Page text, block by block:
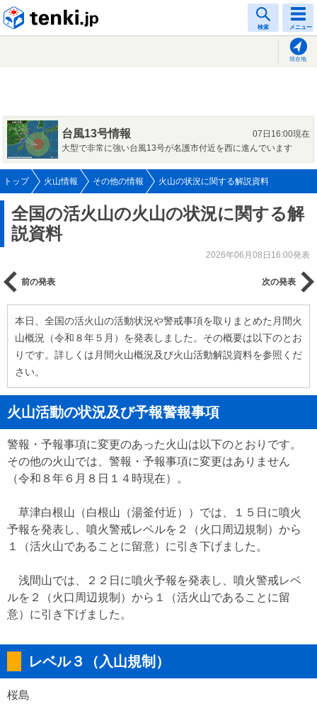
検索 メニュー
現在地
台風13号情報
07日16:00現在
大型で非常に強い台風13号が名護市付近を西に進んでいます
トップ 火山情報 その他の情報 火山の状況に関する解説資料
全国の活火山の火山の状況に関する解
説資料
2026年06月08日16:00発表
前の発表 次の発表
本日、全国の活火山の活動状況や警戒事項を取りまとめた月間火
山概況（令和８年５月）を発表しました。その概要は以下のとお
りです。詳しくは月間火山概況及び火山活動解説資料を参照くだ
さい。
火山活動の状況及び予報警報事項
警報・予報事項に変更のあった火山は以下のとおりです。
その他の火山では、警報・予報事項に変更はありません
（令和８年６月８日１４時現在）。
草津白根山（白根山（湯釜付近））では、１５日に噴火
予報を発表し、噴火警戒レベルを２（火口周辺規制）から
１（活火山であることに留意）に引き下げました。
浅間山では、２２日に噴火予報を発表し、噴火警戒レベ
ルを２（火口周辺規制）から１（活火山であることに留
意）に引き下げました。
レベル３（入山規制）
桜島